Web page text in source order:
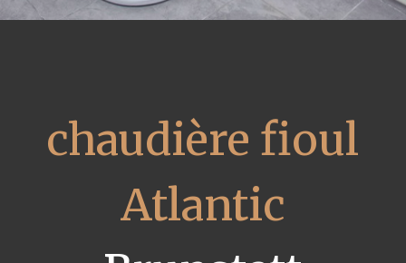
chaudière fioul
Atlantic